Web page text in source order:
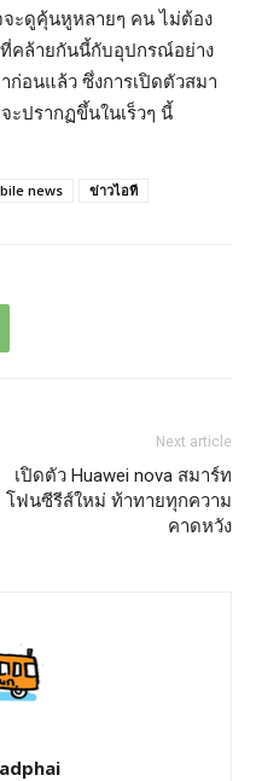
จะดูคุ้นหูหลายๆ คน ไม่ต้อง
ที่คล้ายกันนี้กับอุปกรณ์อย่าง
ก่อนแล้ว ซึ่งการเปิดตัวสมา
ะปรากฏขึ้นในเร็วๆ นี้
news ข่าวไอที
Next article
เปิดตัว Huawei nova สมาร์ท
โฟนซีรีส์ใหม่ ท้าทายทุกความ
คาดหวัง